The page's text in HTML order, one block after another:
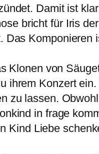
Damit ist
bricht für Iris
Komponieren
Klonen von
ihrem Konzert
zu lassen.
in frage
Kind Liebe